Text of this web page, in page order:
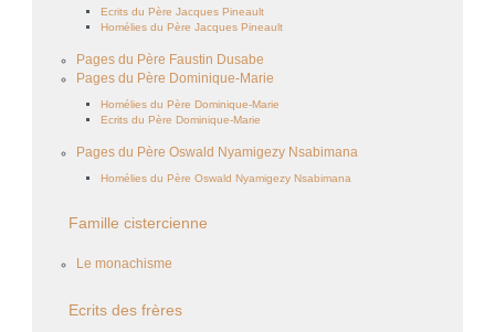
Ecrits du Père Jacques Pineault
Homélies du Père Jacques Pineault
Pages du Père Faustin Dusabe
Pages du Père Dominique-Marie
Homélies du Père Dominique-Marie
Ecrits du Père Dominique-Marie
Pages du Père Oswald Nyamigezy Nsabimana
Homélies du Père Oswald Nyamigezy Nsabimana
Famille cistercienne
Le monachisme
Ecrits des frères